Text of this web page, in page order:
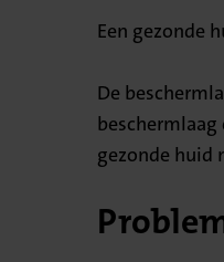
Een gezonde
De
gezonde huid